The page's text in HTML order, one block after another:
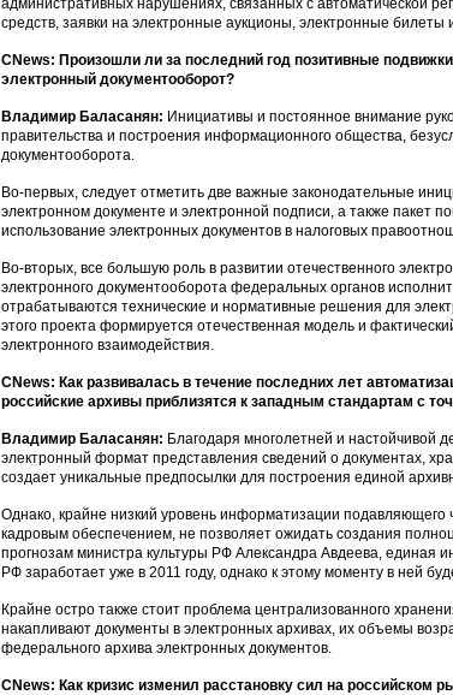
административных нарушениях, связанных с автоматической
средств, заявки на электронные аукционы, электронные билеты
CNews: Произошли ли за последний год позитивные
электронный документооборот?
Владимир Баласанян: Инициативы и постоянное внимание
правительства и построения информационного общества,
документооборота.
Во-первых, следует отметить две важные законодательные
электронном документе и электронной подписи, а также пакет
использование электронных документов в налоговых
Во-вторых, все большую роль в развитии отечественного
электронного документооборота федеральных органов
отрабатываются технические и нормативные решения для
этого проекта формируется отечественная модель и
электронного взаимодействия.
CNews: Как развивалась в течение последних лет
российские архивы приблизятся к западным стандартам с
Владимир Баласанян: Благодаря многолетней и настойчивой
электронный формат представления сведений о документах,
создает уникальные предпосылки для построения единой
Однако, крайне низкий уровень информатизации подавляющего
кадровым обеспечением, не позволяет ожидать создания
прогнозам министра культуры РФ Александра Авдеева, единая
РФ заработает уже в 2011 году, однако к этому моменту в ней
Крайне остро также стоит проблема централизованного
накапливают документы в электронных архивах, их объемы
федерального архива электронных документов.
CNews: Как кризис изменил расстановку сил на российском